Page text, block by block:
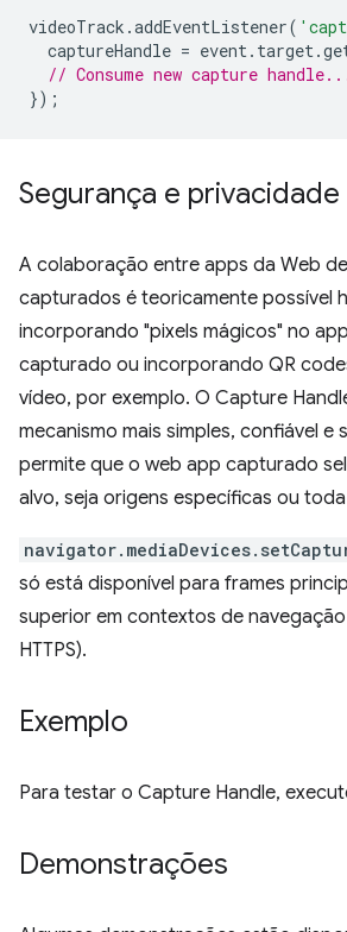
videoTrack .addEventListener(
captureHandle = event . target .
// Consume new capture
});
Segurança e privacidade
A colaboração entre apps da Web
capturados é teoricamente possível
incorporando "pixels mágicos" no
capturado ou incorporando QR
vídeo, por exemplo. O Capture
mecanismo mais simples, confiável e
permite que o web app capturado
alvo, seja origens específicas ou
só está disponível para frames
superior em contextos de
HTTPS).
Exemplo
Para testar o Capture Handle,
Demonstrações